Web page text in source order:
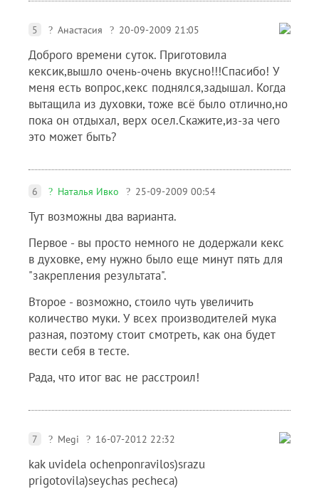
5 Анастасия 20-09-2009 21:05
Доброго времени суток. Приготовила
кексик,вышло очень-очень вкусно!!!Спасибо! У
меня есть вопрос,кекс поднялся,задышал. Когда
вытащила из духовки, тоже всё было отлично,но
пока он отдыхал, верх осел.Скажите,из-за чего
это может быть?
6 Наталья Ивко 25-09-2009 00:54
Тут возможны два варианта.
Первое - вы просто немного не додержали кекс
в духовке, ему нужно было еще минут пять для
"закрепления результата".
Второе - возможно, стоило чуть увеличить
количество муки. У всех производителей мука
разная, поэтому стоит смотреть, как она будет
вести себя в тесте.
Рада, что итог вас не расстроил!
7 Megi 16-07-2012 22:32
kak uvidela ochenponravilos)srazu
prigotovila)seychas pecheca)